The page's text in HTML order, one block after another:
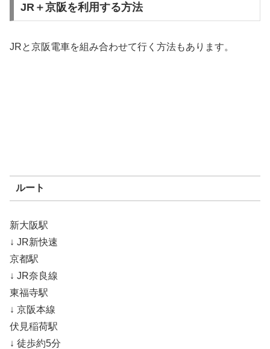
JR＋京阪を利用する方法
JRと京阪電車を組み合わせて行く方法もあります。
ルート
新大阪駅
↓ JR新快速
京都駅
↓ JR奈良線
東福寺駅
↓ 京阪本線
伏見稲荷駅
↓ 徒歩約5分